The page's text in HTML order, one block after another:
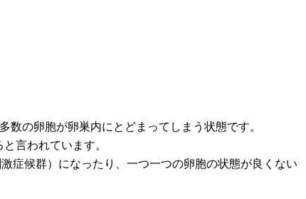
の卵胞が卵巣内にとどまってしまう状態です。
言われています。
症候群）になったり、一つ一つの卵胞の状態が良くない